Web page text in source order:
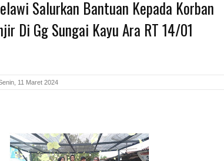
Salurkan Bantuan Kepada Korban
Di Gg Sungai Kayu Ara RT 14/01
11 Maret 2024